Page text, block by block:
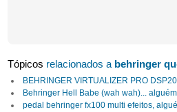
Tópicos relacionados a behringer
BEHRINGER VIRTUALIZER PRO
Behringer Hell Babe (wah wah)...
pedal behringer fx100 multi efeitos,